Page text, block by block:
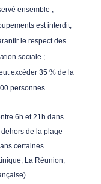
ensemble ;
est interdit,
le respect des
sociale ;
excéder 35 % de la
personnes.
6h et 21h dans
de la plage
certaines
La Réunion,